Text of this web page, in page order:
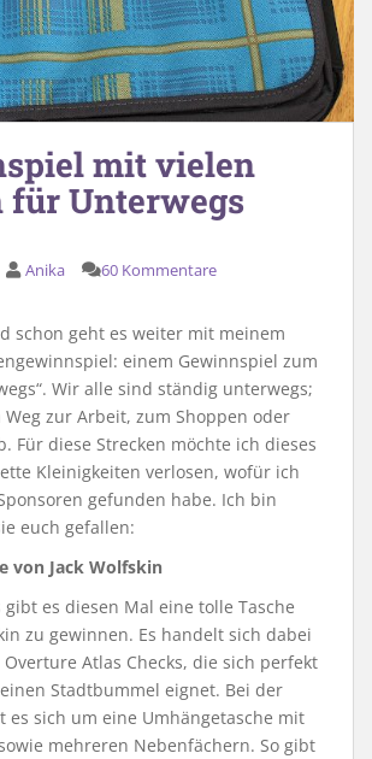
mit vielen
für Unterwegs
Anika 60 Kommentare
schon geht es weiter mit meinem
einem Gewinnspiel zum
Wir alle sind ständig unterwegs;
Weg zur Arbeit, zum Shoppen oder
Für diese Strecken möchte ich dieses
Kleinigkeiten verlosen, wofür ich
gefunden habe. Ich bin
euch gefallen:
von Jack Wolfskin
es diesen Mal eine tolle Tasche
zu gewinnen. Es handelt sich dabei
Atlas Checks, die sich perfekt
Stadtbummel eignet. Bei der
es sich um eine Umhängetasche mit
mehreren Nebenfächern. So gibt